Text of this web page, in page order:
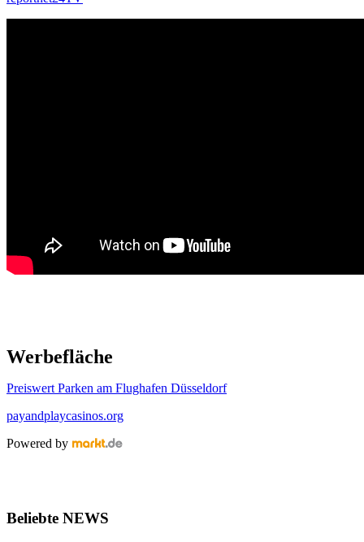
Werbefläche
Preiswert Parken am Flughafen Düsseldorf
payandplaycasinos.org
Powered by
Beliebte NEWS